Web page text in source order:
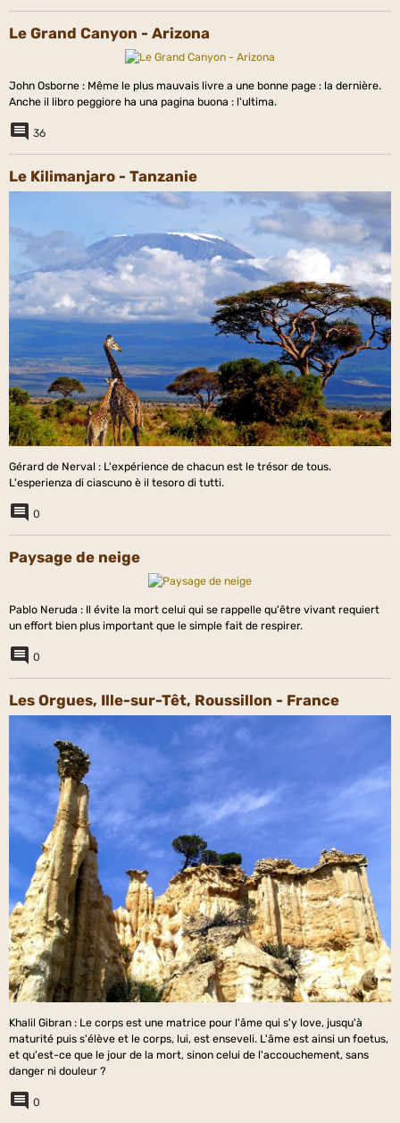
Le Grand Canyon - Arizona
John Osborne : Même le plus mauvais livre a une bonne page : la dernière.
Anche il libro peggiore ha una pagina buona : l'ultima.
36
Le Kilimanjaro - Tanzanie
Gérard de Nerval : L'expérience de chacun est le trésor de tous.
L'esperienza di ciascuno è il tesoro di tutti.
0
Paysage de neige
Pablo Neruda : Il évite la mort celui qui se rappelle qu'être vivant requiert
un effort bien plus important que le simple fait de respirer.
0
Les Orgues, Ille-sur-Têt, Roussillon - France
Khalil Gibran : Le corps est une matrice pour l'âme qui s'y love, jusqu'à
maturité puis s'élève et le corps, lui, est enseveli. L'âme est ainsi un foetus,
et qu'est-ce que le jour de la mort, sinon celui de l'accouchement, sans
danger ni douleur ?
0